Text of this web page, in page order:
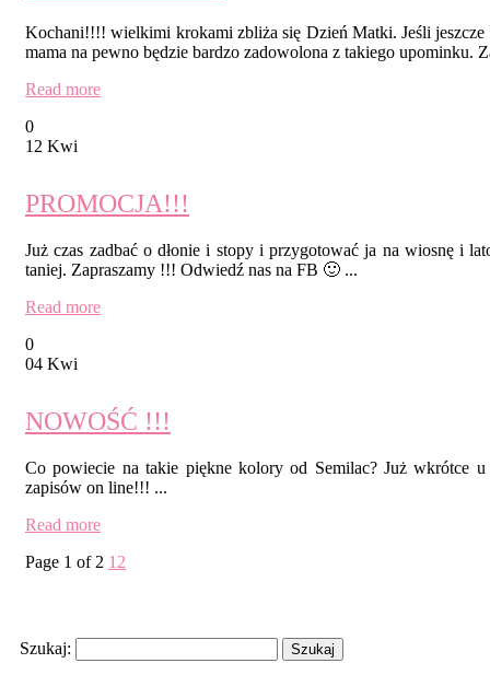
Kochani!!!! wielkimi krokami zbliża się Dzień Matki. Jeśli jeszcze
mama na pewno będzie bardzo zadowolona z takiego upominku.
Read more
0
12 Kwi
PROMOCJA!!!
Już czas zadbać o dłonie i stopy i przygotować ja na wiosnę i
taniej. Zapraszamy !!! Odwiedź nas na FB 🙂 ...
Read more
0
04 Kwi
NOWOŚĆ !!!
Co powiecie na takie piękne kolory od Semilac? Już wkrótce
zapisów on line!!! ...
Read more
Page 1 of 2 1 2
Szukaj: